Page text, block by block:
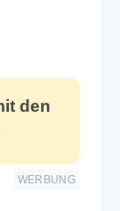
den
WERBUNG